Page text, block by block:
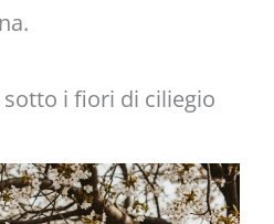
i fiori di ciliegio